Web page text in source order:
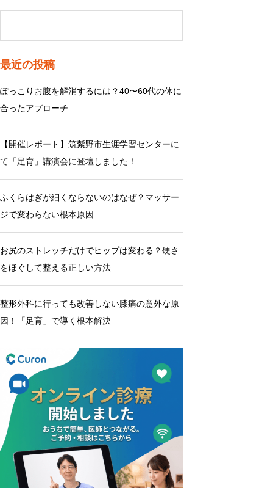
最近の投稿
ぽっこりお腹を解消するには？40〜60代の体に
合ったアプローチ
【開催レポート】筑紫野市生涯学習センターに
て「足育」講演会に登壇しました！
ふくらはぎが細くならないのはなぜ？マッサー
ジで変わらない根本原因
お尻のストレッチだけでヒップは変わる？硬さ
をほぐして整える正しい方法
整形外科に行っても改善しない膝痛の意外な原
因！「足育」で導く根本解決